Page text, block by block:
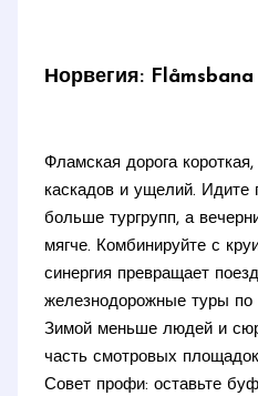
Норвегия:
Фламская дорога
каскадов и ущелий. Идите
больше тургрупп, а
мягче. Комбинируйте с
синергия превращает
железнодорожные туры по
Зимой меньше людей и
часть смотровых
Совет профи: оставьте